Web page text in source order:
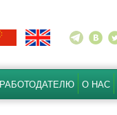
РАБОТОДАТЕЛЮ О НАС